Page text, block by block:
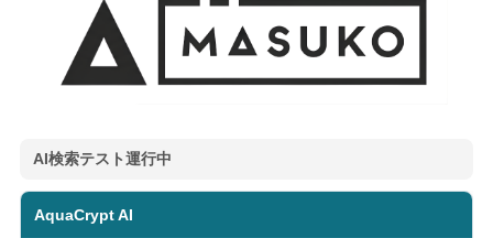
AI検索テスト運行中
AquaCrypt AI